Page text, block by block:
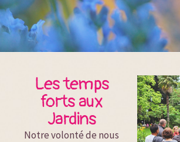
Les temps
forts aux
Jardins
Notre volonté de nous